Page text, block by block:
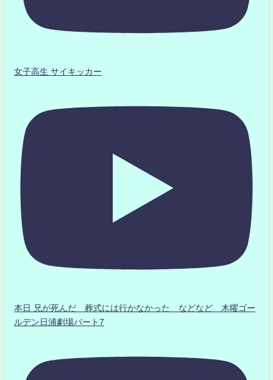
女子高生 サイキッカー
本日 兄が死んだ 葬式には行かなかった などなど 木曜ゴー
ルデン日浦劇場パート7